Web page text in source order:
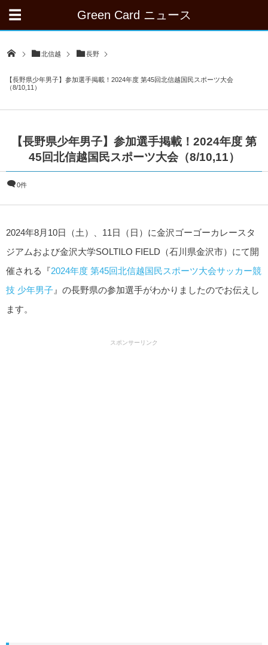
Green Card ニュース
北信越 長野
【長野県少年男子】参加選手掲載！2024年度 第45回北信越国民スポーツ大会
（8/10,11）
【長野県少年男子】参加選手掲載！2024年度 第
45回北信越国民スポーツ大会（8/10,11）
0件
2024年8月10日（土）、11日（日）に⾦沢ゴーゴーカレースタ
ジアムおよび⾦沢大学SOLTILO FIELD（石川県金沢市）にて開
催される『2024年度 第45回北信越国民スポーツ大会サッカー競
技 少年男子 』の長野県の参加選手がわかりましたのでお伝えし
ます。
スポンサーリンク